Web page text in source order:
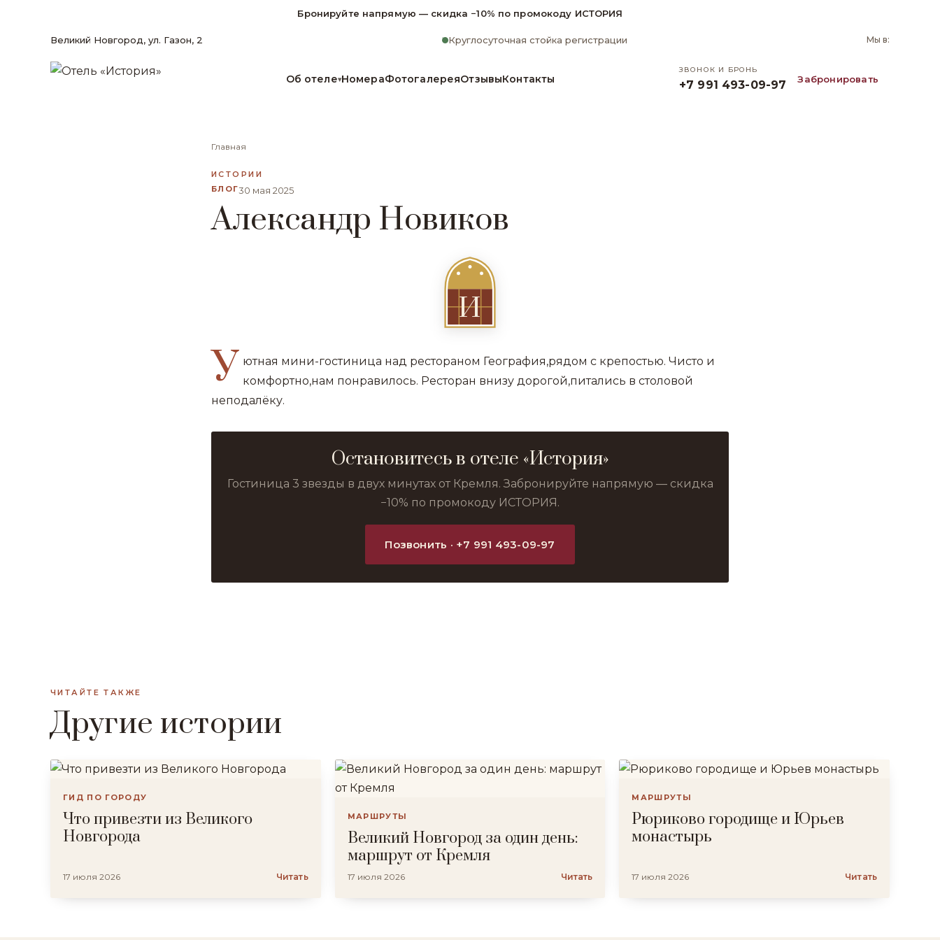
Бронируйте напрямую — скидка −10% по промокоду ИСТОРИЯ
Великий Новгород, ул. Газон, 2 Круглосуточная стойка регистрации Мы в:
Об отеле▾НомераФотогалереяОтзывыКонтакты
ЗВОНОК И БРОНЬ
+7 991 493-09-97 Забронировать
Главная
ИСТОРИИ
БЛОГ30 мая 2025
Александр Новиков
И
У ютная мини-гостиница над рестораном География,рядом с крепостью. Чисто и
комфортно,нам понравилось. Ресторан внизу дорогой,питались в столовой
неподалёку.
Остановитесь в отеле «История»
Гостиница 3 звезды в двух минутах от Кремля. Забронируйте напрямую — скидка
−10% по промокоду ИСТОРИЯ.
Позвонить · +7 991 493-09-97
ЧИТАЙТЕ ТАКЖЕ
Другие истории
ГИД ПО ГОРОДУ
Что привезти из Великого
Новгорода
17 июля 2026 Читать
МАРШРУТЫ
Великий Новгород за один день:
маршрут от Кремля
17 июля 2026 Читать
МАРШРУТЫ
Рюриково городище и Юрьев
монастырь
17 июля 2026 Читать